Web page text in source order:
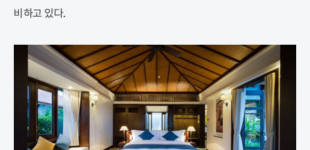
비하고 있다.